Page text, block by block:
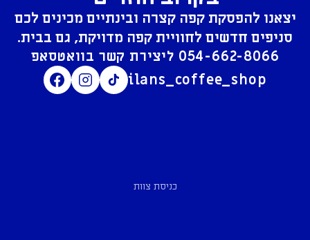
יצאנו להפסקת קפה קצרה ובינתיים מכינים לכם
סניפים חדשים לחוויית קפה מדויקת, גם בבית.
054-662-8066
ilans_coffee_shop
כניסת צוות